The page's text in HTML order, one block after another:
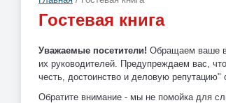
Гостевая книга
Уважаемые посетители! Обращаем ваше
их руководителей. Предупреждаем вас,
честь, достоинство и деловую
Обратите внимание - мы не помойка для